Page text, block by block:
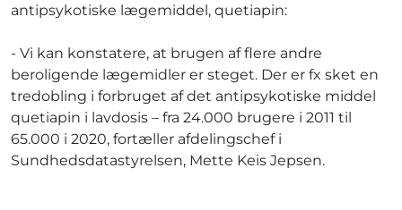
antipsykotiske lægemiddel, quetiapin:
- Vi kan konstatere, at brugen af flere andre
beroligende lægemidler er steget. Der er fx sket en
tredobling i forbruget af det antipsykotiske middel
quetiapin i lavdosis – fra 24.000 brugere i 2011 til
65.000 i 2020, fortæller afdelingschef i
Sundhedsdatastyrelsen, Mette Keis Jepsen.